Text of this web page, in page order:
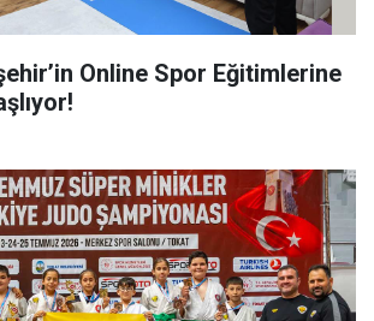
Online Spor Eğitimlerine